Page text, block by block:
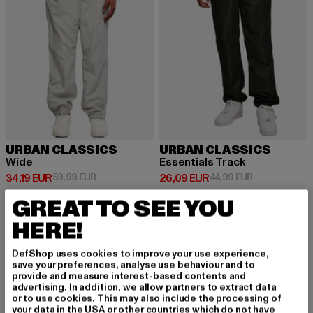
URBAN CLASSICS
Wide
34,19 EUR
Prix courant: 34,19 EUR
59,99 EURPrix en promotion: 59,99 EUR
URBAN CLASSICS
Essentials Track
26,09 EUR
Prix courant: 26,09 EUR
44,99 EURPrix en
INSCRIVEZ-VOUS P
OUR RESTER INSPIR
GREAT TO SEE YOU
HERE!
DefShop uses cookies to improve your use experience,
save your preferences, analyse use behaviour and to
provide and measure interest-based contents and
advertising. In addition, we allow partners to extract data
or to use cookies. This may also include the processing of
your data in the USA or other countries which do not have